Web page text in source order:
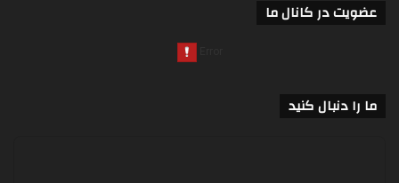
عضویت در کانال ما
ما را دنبال کنید